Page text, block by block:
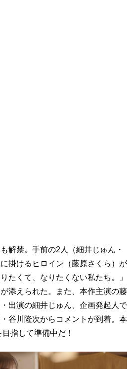
解禁。手前の2人（細井じゅん・
掛けるヒロイン（藤原さくら）が
たくて、なりたくない私たち。」
添えられた。また、本作主演の藤
出演の細井じゅん、企画発起人で
谷川隆次からコメントが到着。本
指して準備中だ！